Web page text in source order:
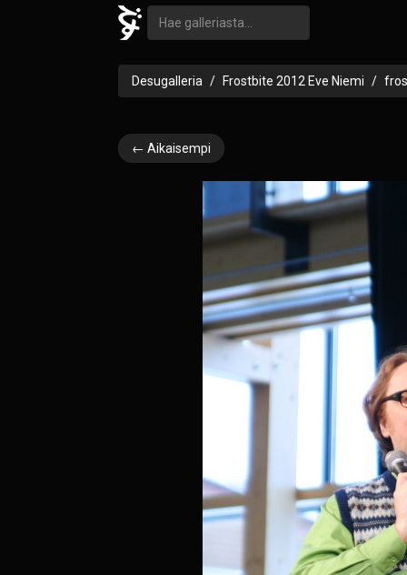
Desugalleria Frostbite 2012 Eve Niemi
← Aikaisempi